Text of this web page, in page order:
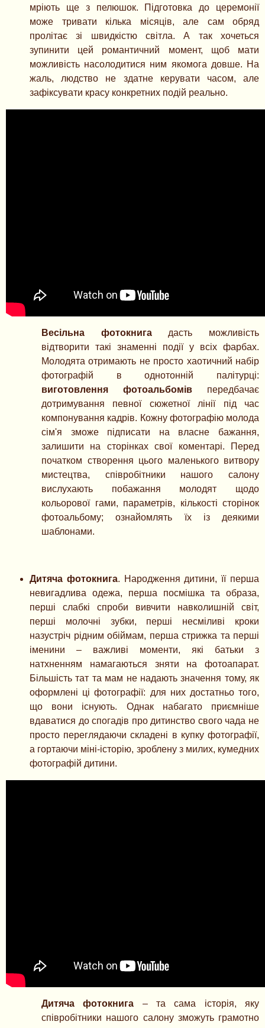
мріють ще з пелюшок. Підготовка до церемонії
може тривати кілька місяців, але сам обряд
пролітає зі швидкістю світла. А так хочеться
зупинити цей романтичний момент, щоб мати
можливість насолодитися ним якомога довше. На
жаль, людство не здатне керувати часом, але
зафіксувати красу конкретних подій реально.
Весільна фотокнигадасть можливість
відтворити такі знаменні події у всіх фарбах.
Молодята отримають не просто хаотичний набір
фотографій в однотонній палітурці:
виготовлення фотоальбомів передбачає
дотримування певної сюжетної лінії під час
компонування кадрів. Кожну фотографію молода
сім'я зможе підписати на власне бажання,
залишити на сторінках свої коментарі. Перед
початком створення цього маленького витвору
мистецтва, співробітники нашого салону
вислухають побажання молодят щодо
кольорової гами, параметрів, кількості сторінок
фотоальбому; ознайомлять їх із деякими
шаблонами.
Дитяча фотокнига. Народження дитини, її перша
невигадлива одежа, перша посмішка та образа,
перші слабкі спроби вивчити навколишній світ,
перші молочні зубки, перші несміливі кроки
назустріч рідним обіймам, перша стрижка та перші
іменини – важливі моменти, які батьки з
натхненням намагаються зняти на фотоапарат.
Більшість тат та мам не надають значення тому, як
оформлені ці фотографії: для них достатньо того,
що вони існують. Однак набагато приємніше
вдаватися до спогадів про дитинство свого чада не
просто переглядаючи складені в купку фотографії,
а гортаючи міні-історію, зроблену з милих, кумедних
фотографій дитини.
Дитяча фотокнига – та сама історія, яку
співробітники нашого салону зможуть грамотно